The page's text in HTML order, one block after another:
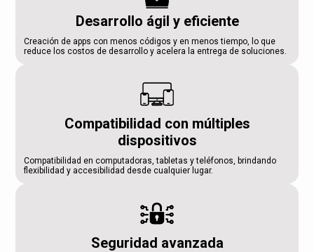
Desarrollo ágil y eficiente
Creación de apps con menos códigos y en menos tiempo, lo que
reduce los costos de desarrollo y acelera la entrega de soluciones.
Compatibilidad con múltiples
dispositivos
Compatibilidad en computadoras, tabletas y teléfonos, brindando
flexibilidad y accesibilidad desde cualquier lugar.
Seguridad avanzada